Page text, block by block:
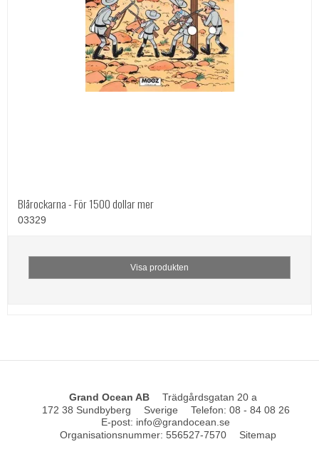
Blårockarna - För 1500 dollar mer
03329
Visa produkten
Grand Ocean AB
Trädgårdsgatan 20 a
172 38 Sundbyberg
Sverige Telefon: 08 - 84 08 26
E-post: info@grandocean.se
Organisationsnummer: 556527-7570 Sitemap